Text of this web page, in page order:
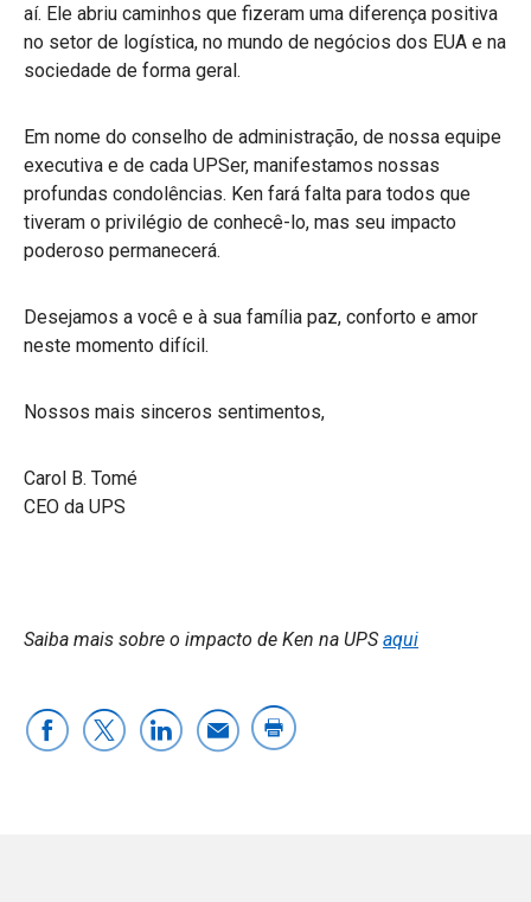
aí. Ele abriu caminhos que fizeram uma diferença positiva
no setor de logística, no mundo de negócios dos EUA e na
sociedade de forma geral.
Em nome do conselho de administração, de nossa equipe
executiva e de cada UPSer, manifestamos nossas
profundas condolências. Ken fará falta para todos que
tiveram o privilégio de conhecê-lo, mas seu impacto
poderoso permanecerá.
Desejamos a você e à sua família paz, conforto e amor
neste momento difícil.
Nossos mais sinceros sentimentos,
Carol B. Tomé
CEO da UPS
Saiba mais sobre o impacto de Ken na UPSaqui